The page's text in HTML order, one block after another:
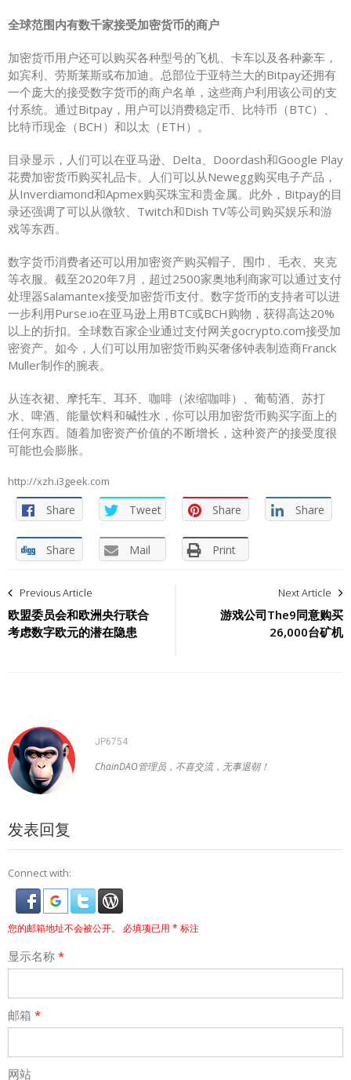
全球范围内有数千家接受加密货币的商户
加密货币用户还可以购买各种型号的飞机、卡车以及各种豪车，
如宾利、劳斯莱斯或布加迪。总部位于亚特兰大的Bitpay还拥有
一个庞大的接受数字货币的商户名单，这些商户利用该公司的支
付系统。通过Bitpay，用户可以消费稳定币、比特币（BTC）、
比特币现金（BCH）和以太（ETH）。
目录显示，人们可以在亚马逊、Delta、Doordash和Google Play
花费加密货币购买礼品卡。人们可以从Newegg购买电子产品，
从Inverdiamond和Apmex购买珠宝和贵金属。此外，Bitpay的目
录还强调了可以从微软、Twitch和Dish TV等公司购买娱乐和游
戏等东西。
数字货币消费者还可以用加密资产购买帽子、围巾、毛衣、夹克
等衣服。截至2020年7月，超过2500家奥地利商家可以通过支付
处理器Salamantex接受加密货币支付。数字货币的支持者可以进
一步利用Purse.io在亚马逊上用BTC或BCH购物，获得高达20%
以上的折扣。全球数百家企业通过支付网关gocrypto.com接受加
密资产。如今，人们可以用加密货币购买奢侈钟表制造商Franck
Muller制作的腕表。
从连衣裙、摩托车、耳环、咖啡（浓缩咖啡）、葡萄酒、苏打
水、啤酒、能量饮料和碱性水，你可以用加密货币购买字面上的
任何东西。随着加密资产价值的不断增长，这种资产的接受度很
可能也会膨胀。
http://xzh.i3geek.com
Share Tweet Share Share
Share Mail Print
章
导
Previous Article
欧盟委员会和欧洲央行联合
考虑数字欧元的潜在隐患
Next Article
游戏公司The9同意购买
26,000台矿机
JP6754
ChainDAO管理员，不喜交流，无事退朝！
发表回复
Connect with:
您的邮箱地址不会被公开。 必填项已用 * 标注
显示名称 *
邮箱 *
网站